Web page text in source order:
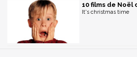
10 films de
It's christmas time